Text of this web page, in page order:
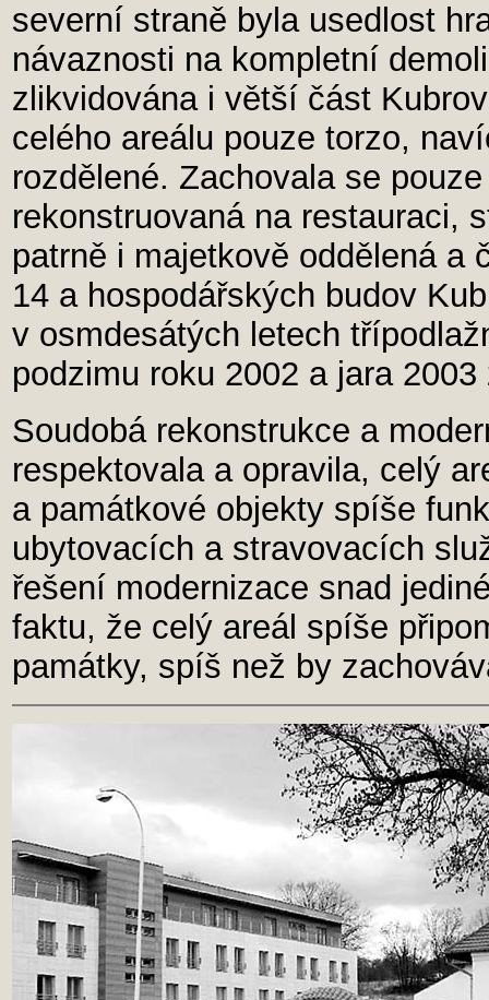
severní straně byla usedlost
návaznosti na kompletní
zlikvidována i větší část
celého areálu pouze torzo,
rozdělené. Zachovala se
rekonstruovaná na restauraci,
patrně i majetkově oddělená a
14 a hospodářských budov
v osmdesátých letech
podzimu roku 2002 a jara
Soudobá rekonstrukce a
respektovala a opravila, celý
a památkové objekty spíše
ubytovacích a stravovacích
řešení modernizace snad
faktu, že celý areál spíše
památky, spíš než by